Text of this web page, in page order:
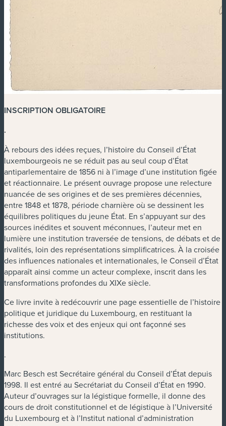
INSCRIPTION OBLIGATOIRE
.
À rebours des idées reçues, l’histoire du Conseil d’État
luxembourgeois ne se réduit pas au seul coup d’État
antiparlementaire de 1856 ni à l’image d’une institution figée
et réactionnaire. Le présent ouvrage propose une relecture
nuancée de ses origines et de ses premières décennies,
entre 1848 et 1878, période charnière où se dessinent les
équilibres politiques du jeune État. En s’appuyant sur des
sources inédites et souvent méconnues, l’auteur met en
lumière une institution traversée de tensions, de débats et de
rivalités, loin des représentations simplificatrices. À la croisée
des influences nationales et internationales, le Conseil d’État
apparaît ainsi comme un acteur complexe, inscrit dans les
transformations profondes du XIXe siècle.
Ce livre invite à redécouvrir une page essentielle de l’histoire
politique et juridique du Luxembourg, en restituant la
richesse des voix et des enjeux qui ont façonné ses
institutions.
.
Marc Besch est Secrétaire général du Conseil d’État depuis
1998. Il est entré au Secrétariat du Conseil d’État en 1990.
Auteur d’ouvrages sur la légistique formelle, il donne des
cours de droit constitutionnel et de légistique à l’Université
du Luxembourg et à l’Institut national d’administration